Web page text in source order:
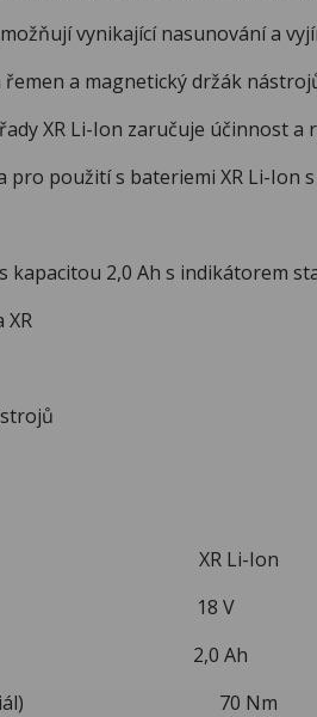
vynikající nasunování a
a magnetický držák
XR Li-Ion zaručuje účinnost a
použití s bateriemi XR Li-Ion s
2,0 Ah s indikátorem
XR Li-Ion
18 V
2,0 Ah
materiál) 70 Nm